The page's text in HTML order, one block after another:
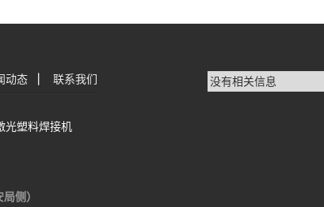
动态 联系我们
光塑料焊接机
侧）
没有相关信息